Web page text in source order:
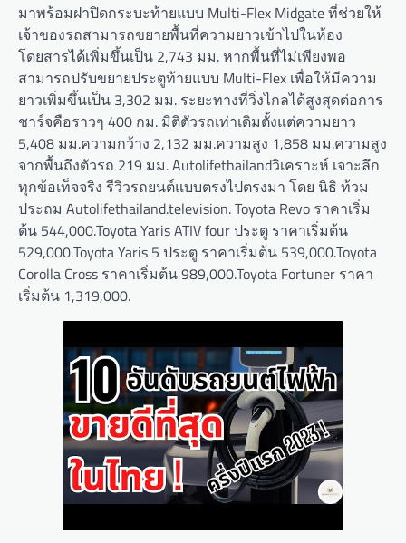
มาพร้อมฝาปิดกระบะท้ายแบบ Multi-Flex Midgate ที่ช่วยให้
เจ้าของรถสามารถขยายพื้นที่ความยาวเข้าไปในห้อง
โดยสารได้เพิ่มขึ้นเป็น 2,743 มม. หากพื้นที่ไม่เพียงพอ
สามารถปรับขยายประตูท้ายแบบ Multi-Flex เพื่อให้มีความ
ยาวเพิ่มขึ้นเป็น 3,302 มม. ระยะทางที่วิ่งไกลได้สูงสุดต่อการ
ชาร์จคือราวๆ 400 กม. มิติตัวรถเท่าเดิมตั้งแต่ความยาว
5,408 มม.ความกว้าง 2,132 มม.ความสูง 1,858 มม.ความสูง
จากพื้นถึงตัวรถ 219 มม. Autolifethailandวิเคราะห์ เจาะลึก
ทุกข้อเท็จจริง รีวิวรถยนต์แบบตรงไปตรงมา โดย นิธิ ท้วม
ประถม Autolifethailand.television. Toyota Revo ราคาเริ่ม
ต้น 544,000.Toyota Yaris ATIV four ประตู ราคาเริ่มต้น
529,000.Toyota Yaris 5 ประตู ราคาเริ่มต้น 539,000.Toyota
Corolla Cross ราคาเริ่มต้น 989,000.Toyota Fortuner ราคา
เริ่มต้น 1,319,000.